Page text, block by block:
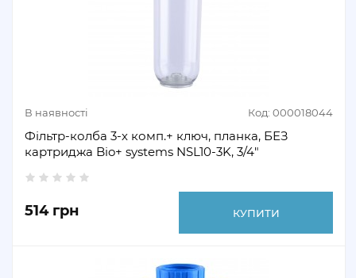
В наявності Код: 000018044
Фільтр-колба 3-х комп.+ ключ, планка, БЕЗ
картриджа Bio+ systems NSL10-3K, 3/4"
514 грн КУПИТИ